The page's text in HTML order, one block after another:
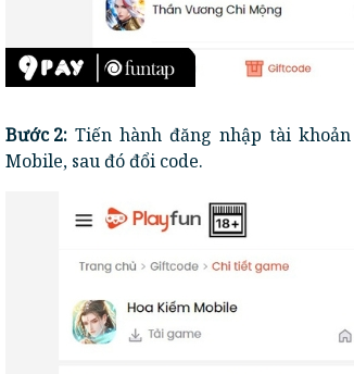
Bước 2: Tiến hành đăng nhập tài
Mobile, sau đó đổi code.